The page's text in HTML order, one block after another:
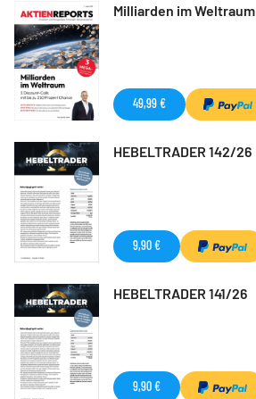
Milliarden im Weltraum
49,99 €
HEBELTRADER 142/26
9,90 €
HEBELTRADER 141/26
9,90 €